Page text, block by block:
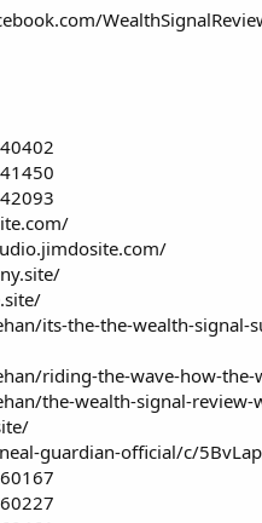
its-the-the-wealth-
riding-the-wave-how-
the-wealth-signal-review-
guardian-official/c/